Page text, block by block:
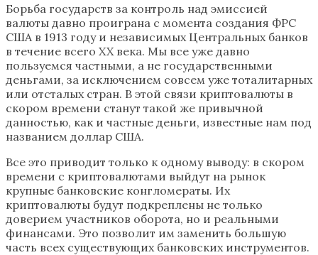
Борьба государств за контроль над эмиссией
валюты давно проиграна с момента создания ФРС
США в 1913 году и независимых Центральных банков
в течение всего XX века. Мы все уже давно
пользуемся частными, а не государственными
деньгами, за исключением совсем уже тоталитарных
или отсталых стран. В этой связи криптовалюты в
скором времени станут такой же привычной
данностью, как и частные деньги, известные нам под
названием доллар США.
Все это приводит только к одному выводу: в скором
времени с криптовалютами выйдут на рынок
крупные банковские конгломераты. Их
криптовалюты будут подкреплены не только
доверием участников оборота, но и реальными
финансами. Это позволит им заменить большую
часть всех существующих банковских инструментов.